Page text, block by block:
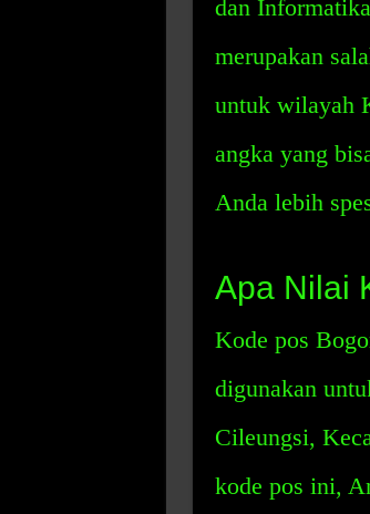
dan
merupakan
untuk wilayah
angka yang
Anda lebih
Apa Nilai
Kode pos
digunakan
Cileungsi,
kode pos ini,